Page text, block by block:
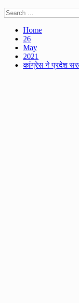
Search
for:
Home
26
May
2021
कांग्रेस ने प्रदेश